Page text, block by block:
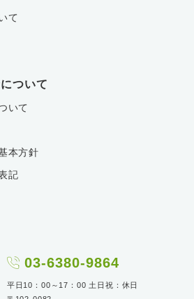
て
ついて
いて
本方針
記
03-6380-9864
平日10：00～17：00 土日祝：休日